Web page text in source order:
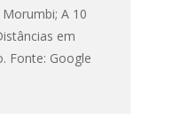
A 10
em
Fonte: Google